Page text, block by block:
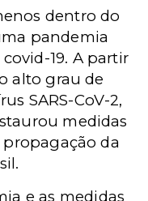
dentro do
pandemia
19. A partir
alto grau de
SARS-CoV-2,
medidas
da
e as medidas